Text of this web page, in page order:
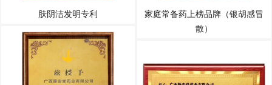
肤阴洁发明专利
家庭常备药上榜品牌（银胡感冒
散）